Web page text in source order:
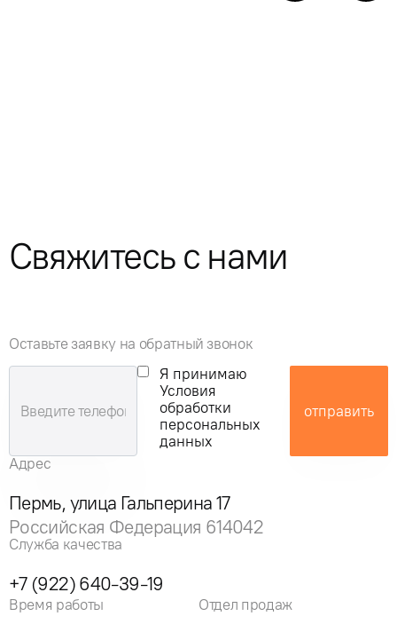
Свяжитесь с нами
Оставьте заявку на обратный звонок
Я принимаю
Условия
обработки
персональных
данных
отправить
Адрес
Пермь, улица Гальперина 17
Российская Федерация 614042
Служба качества
+7 (922) 640-39-19
Время работы Отдел продаж